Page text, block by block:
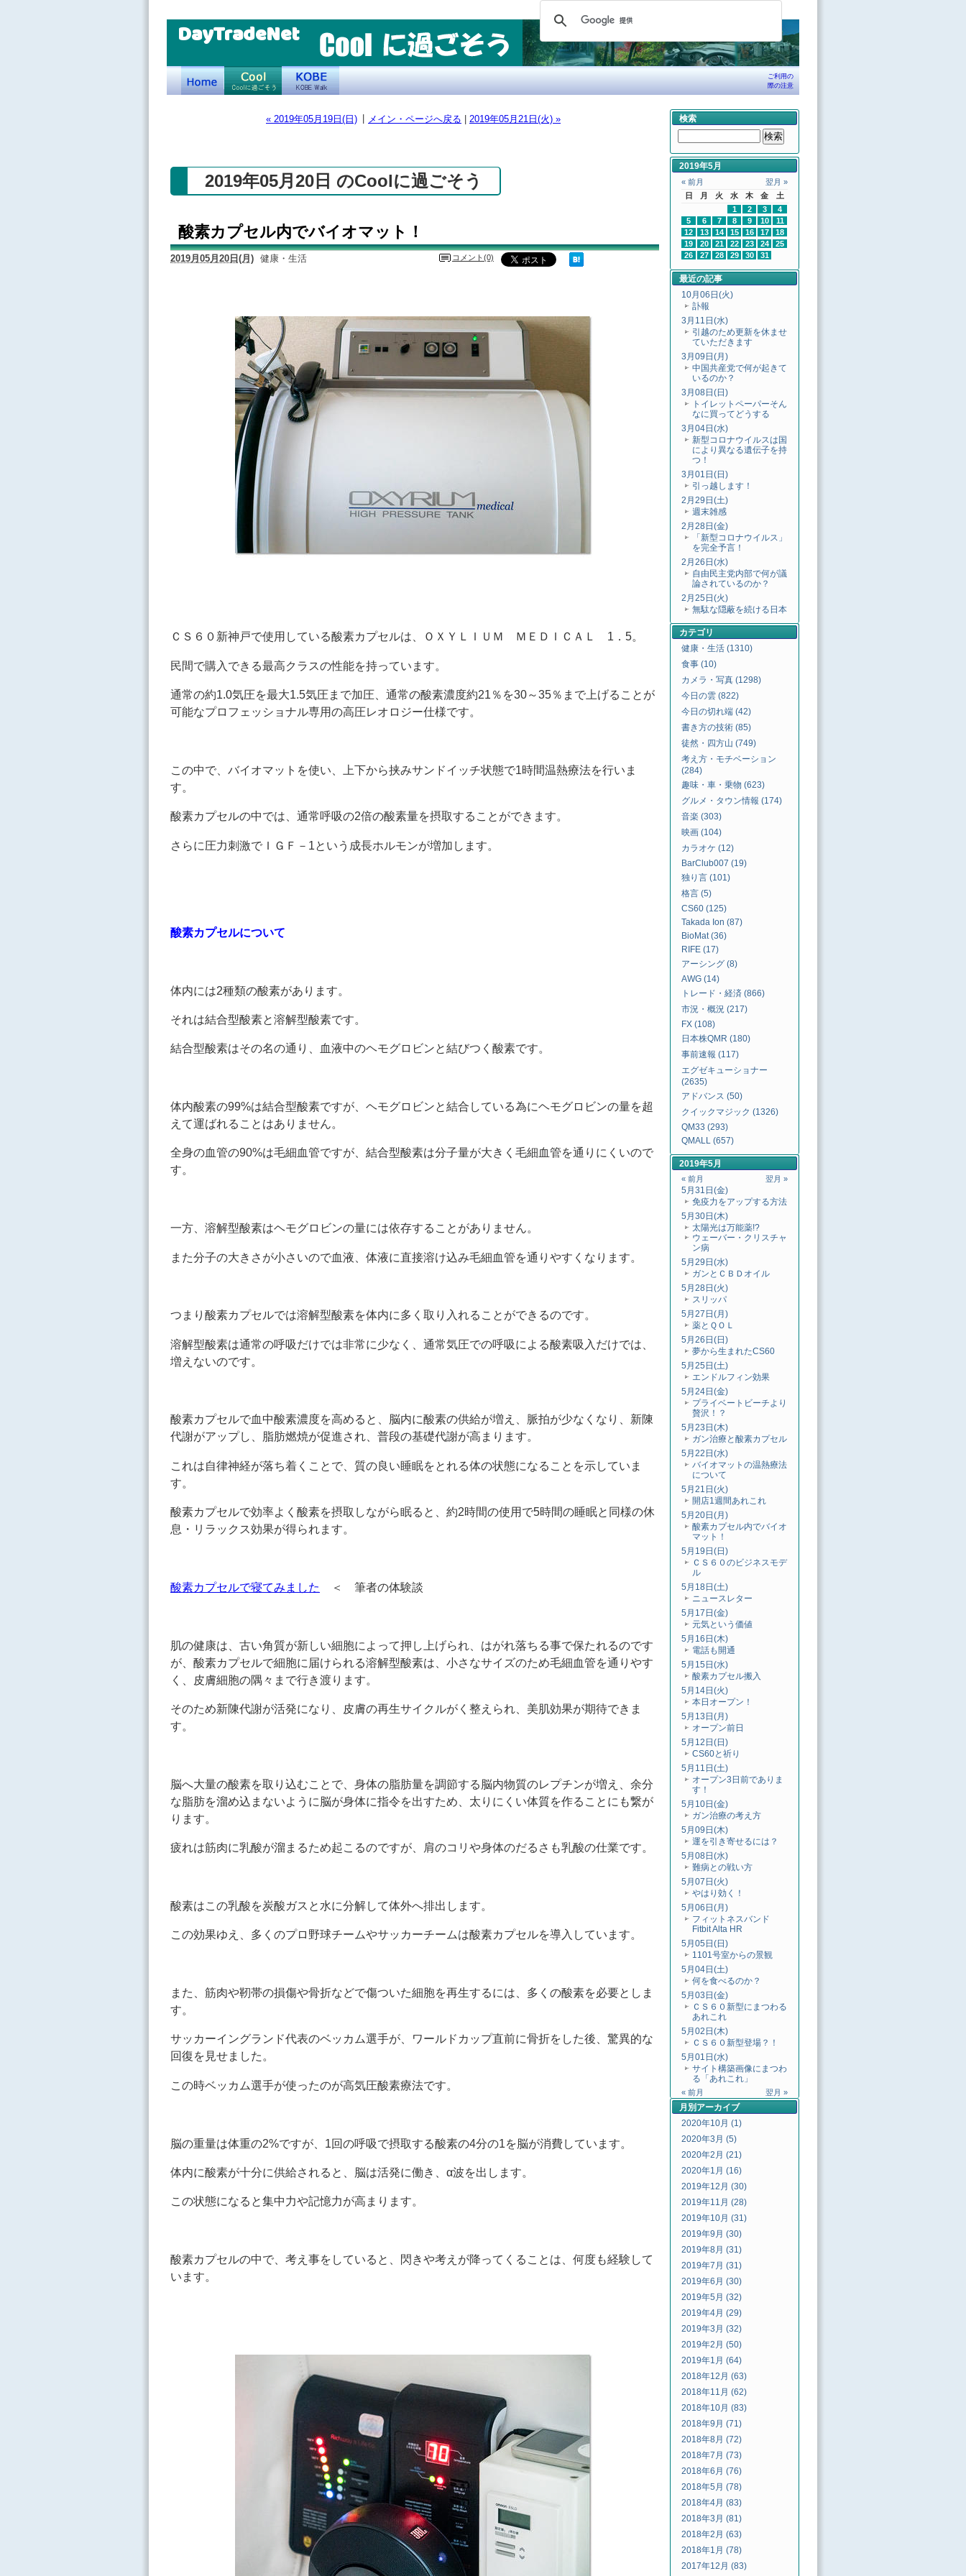
DayTradeNet
ご利用の
際の注意
« 2019年05月19日(日) メイン・ページへ戻る 2019年05月21日(火) »
2019年05月20日 のCoolに過ごそう
酸素カプセル内でバイオマット！
2019月05月20日(月) 健康・生活 コメント(0)
ＣＳ６０新神戸で使用している酸素カプセルは、ＯＸＹＬＩＵＭ ＭＥＤＩＣＡＬ 1．5。
民間で購入できる最高クラスの性能を持っています。
通常の約1.0気圧を最大1.5気圧まで加圧、通常の酸素濃度約21％を30～35％まで上げることが
可能なプロフェッショナル専用の高圧レオロジー仕様です。
この中で、バイオマットを使い、上下から挟みサンドイッチ状態で1時間温熱療法を行いま
す。
酸素カプセルの中では、通常呼吸の2倍の酸素量を摂取することができます。
さらに圧力刺激でＩＧＦ－1という成長ホルモンが増加します。
酸素カプセルについて
体内には2種類の酸素があります。
それは結合型酸素と溶解型酸素です。
結合型酸素はその名の通り、血液中のヘモグロビンと結びつく酸素です。
体内酸素の99%は結合型酸素ですが、ヘモグロビンと結合している為にヘモグロビンの量を超
えて運ばれることはありません。
全身の血管の90%は毛細血管ですが、結合型酸素は分子量が大きく毛細血管を通りにくいので
す。
一方、溶解型酸素はヘモグロビンの量には依存することがありません。
また分子の大きさが小さいので血液、体液に直接溶け込み毛細血管を通りやすくなります。
つまり酸素カプセルでは溶解型酸素を体内に多く取り入れることができるのです。
溶解型酸素は通常の呼吸だけでは非常に少なく、通常気圧での呼吸による酸素吸入だけでは、
増えないのです。
酸素カプセルで血中酸素濃度を高めると、脳内に酸素の供給が増え、脈拍が少なくなり、新陳
代謝がアップし、脂肪燃焼が促進され、普段の基礎代謝が高まります。
これは自律神経が落ち着くことで、質の良い睡眠をとれる体の状態になることを示していま
す。
酸素カプセルで効率よく酸素を摂取しながら眠ると、約2時間の使用で5時間の睡眠と同様の休
息・リラックス効果が得られます。
酸素カプセルで寝てみました ＜ 筆者の体験談
肌の健康は、古い角質が新しい細胞によって押し上げられ、はがれ落ちる事で保たれるのです
が、酸素カプセルで細胞に届けられる溶解型酸素は、小さなサイズのため毛細血管を通りやす
く、皮膚細胞の隅々まで行き渡ります。
そのため新陳代謝が活発になり、皮膚の再生サイクルがく整えられ、美肌効果が期待できま
す。
脳へ大量の酸素を取り込むことで、身体の脂肪量を調節する脳内物質のレプチンが増え、余分
な脂肪を溜め込まないように脳が身体に指令を出すため、太りにくい体質を作ることにも繋が
ります。
疲れは筋肉に乳酸が溜まるため起こるのですが、肩のコリや身体のだるさも乳酸の仕業です。
酸素はこの乳酸を炭酸ガスと水に分解して体外へ排出します。
この効果ゆえ、多くのプロ野球チームやサッカーチームは酸素カプセルを導入しています。
また、筋肉や靭帯の損傷や骨折などで傷ついた細胞を再生するには、多くの酸素を必要としま
す。
サッカーイングランド代表のベッカム選手が、ワールドカップ直前に骨折をした後、驚異的な
回復を見せました。
この時ベッカム選手が使ったのが高気圧酸素療法です。
脳の重量は体重の2%ですが、1回の呼吸で摂取する酸素の4分の1を脳が消費しています。
体内に酸素が十分に供給されると、脳は活発に働き、α波を出します。
この状態になると集中力や記憶力が高まります。
酸素カプセルの中で、考え事をしていると、閃きや考えが降ってくることは、何度も経験して
います。
検索
2019年5月
« 前月
翌月 »
日
月 火 水 木 金
土
1
2 3
4
5
6 7 8 9 10
11
12
13 14 15 16 17
18
19
20 21 22 23 24
25
26
27 28 29 30 31
最近の記事
10月06日(火)
訃報
3月11日(水)
引越のため更新を休ませ
ていただきます
3月09日(月)
中国共産党で何が起きて
いるのか？
3月08日(日)
トイレットペーパーそん
なに買ってどうする
3月04日(水)
新型コロナウイルスは国
により異なる遺伝子を持
つ！
3月01日(日)
引っ越します！
2月29日(土)
週末雑感
2月28日(金)
「新型コロナウイルス」
を完全予言！
2月26日(水)
自由民主党内部で何が議
論されているのか？
2月25日(火)
無駄な隠蔽を続ける日本
カテゴリ
健康・生活 (1310)
食事 (10)
カメラ・写真 (1298)
今日の雲 (822)
今日の切れ端 (42)
書き方の技術 (85)
徒然・四方山 (749)
考え方・モチベーション
(284)
趣味・車・乗物 (623)
グルメ・タウン情報 (174)
音楽 (303)
映画 (104)
カラオケ (12)
BarClub007 (19)
独り言 (101)
格言 (5)
CS60 (125)
Takada Ion (87)
BioMat (36)
RIFE (17)
アーシング (8)
AWG (14)
トレード・経済 (866)
市況・概況 (217)
FX (108)
日本株QMR (180)
事前速報 (117)
エグゼキューショナー
(2635)
アドバンス (50)
クイックマジック (1326)
QM33 (293)
QMALL (657)
2019年5月
« 前月 翌月 »
5月31日(金)
免疫力をアップする方法
5月30日(木)
太陽光は万能薬!?
ウェーバー・クリスチャ
ン病
5月29日(水)
ガンとＣＢＤオイル
5月28日(火)
スリッパ
5月27日(月)
薬とＱＯＬ
5月26日(日)
夢から生まれたCS60
5月25日(土)
エンドルフィン効果
5月24日(金)
プライベートビーチより
贅沢！？
5月23日(木)
ガン治療と酸素カプセル
5月22日(水)
バイオマットの温熱療法
について
5月21日(火)
開店1週間あれこれ
5月20日(月)
酸素カプセル内でバイオ
マット！
5月19日(日)
ＣＳ６０のビジネスモデ
ル
5月18日(土)
ニュースレター
5月17日(金)
元気という価値
5月16日(木)
電話も開通
5月15日(水)
酸素カプセル搬入
5月14日(火)
本日オープン！
5月13日(月)
オープン前日
5月12日(日)
CS60と祈り
5月11日(土)
オープン3日前でありま
す！
5月10日(金)
ガン治療の考え方
5月09日(木)
運を引き寄せるには？
5月08日(水)
難病との戦い方
5月07日(火)
やはり効く！
5月06日(月)
フィットネスバンド
Fitbit Alta HR
5月05日(日)
1101号室からの景観
5月04日(土)
何を食べるのか？
5月03日(金)
ＣＳ６０新型にまつわる
あれこれ
5月02日(木)
ＣＳ６０新型登場？！
5月01日(水)
サイト構築画像にまつわ
る「あれこれ」
« 前月 翌月 »
月別 アーカイブ
2020年10月 (1)
2020年3月 (5)
2020年2月 (21)
2020年1月 (16)
2019年12月 (30)
2019年11月 (28)
2019年10月 (31)
2019年9月 (30)
2019年8月 (31)
2019年7月 (31)
2019年6月 (30)
2019年5月 (32)
2019年4月 (29)
2019年3月 (32)
2019年2月 (50)
2019年1月 (64)
2018年12月 (63)
2018年11月 (62)
2018年10月 (83)
2018年9月 (71)
2018年8月 (72)
2018年7月 (73)
2018年6月 (76)
2018年5月 (78)
2018年4月 (83)
2018年3月 (81)
2018年2月 (63)
2018年1月 (78)
2017年12月 (83)